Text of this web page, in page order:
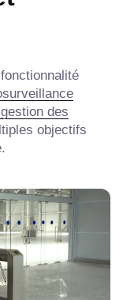
des
objectifs